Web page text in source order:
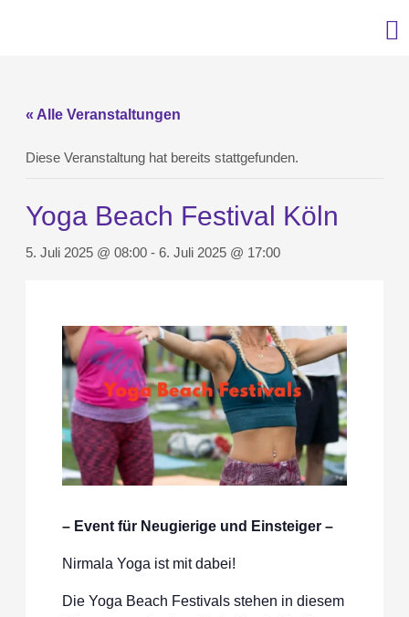
« Alle Veranstaltungen
Diese Veranstaltung hat bereits stattgefunden.
Yoga Beach Festival Köln
5. Juli 2025 @ 08:00 -6. Juli 2025 @ 17:00
– Event für Neugierige und Einsteiger –
Nirmala Yoga ist mit dabei!
Die Yoga Beach Festivals stehen in diesem